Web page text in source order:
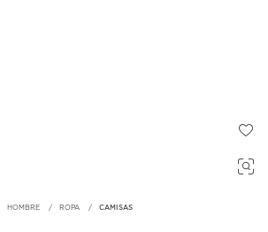
HOMBRE ROPA CAMISAS